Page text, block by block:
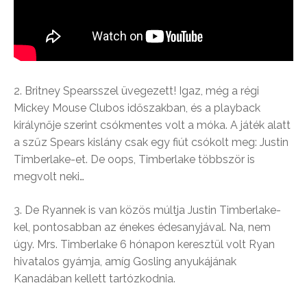
2. Britney Spearsszel üvegezett! Igaz, még a régi
Mickey Mouse Clubos időszakban, és a playback
királynője szerint csókmentes volt a móka. A játék alatt
a szűz Spears kislány csak egy fiút csókolt meg: Justin
Timberlake-et. De oops, Timberlake többször is
megvolt neki…
3. De Ryannek is van közös múltja Justin Timberlake-
kel, pontosabban az énekes édesanyjával. Na, nem
úgy. Mrs. Timberlake 6 hónapon keresztül volt Ryan
hivatalos gyámja, amíg Gosling anyukájának
Kanadában kellett tartózkodnia.